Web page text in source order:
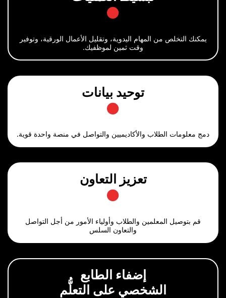
من المهام اليدوية، وتقليل الأعمال الورقية، وتوفير
وقت ثمين لموظفيك.
توحيد بيانات
والأكاديميين والتواصل في منصة واحدة قوية.
تعزيز التعاون
المعلمين والطلاب وأولياء الأمور من أجل التواصل
إضفاء الطابع
الشخصي على التعلُّم